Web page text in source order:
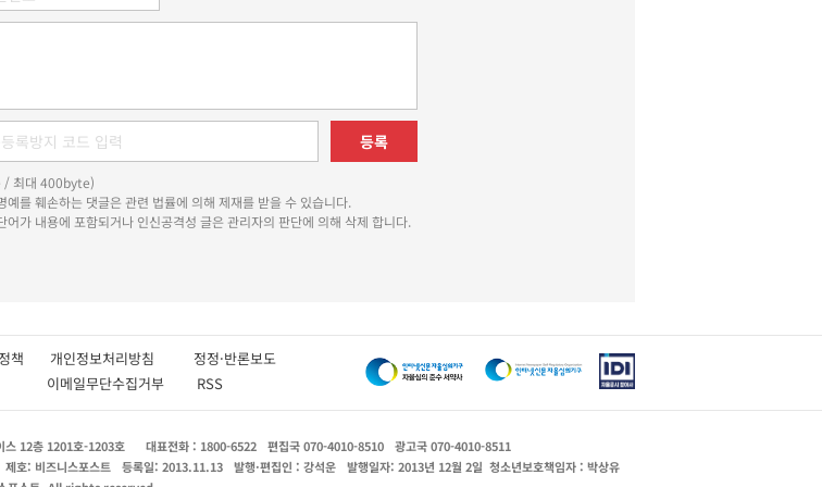
등록
/ 최대 400byte)
를 훼손하는 댓글은 관련 법률에 의해 제재를 받을 수 있습니다.
가 내용에 포함되거나 인신공격성 글은 관리자의 판단에 의해 삭제 합니다.
정책 개인정보처리방침 정정·반론보도
이메일무단수집거부 RSS
스 12층 1201호-1203호 대표전화 : 1800-6522 편집국 070-4010-8510
광고국 070-4010-8511
제호: 비즈니스포스트 등록일: 2013.11.13 발행·편집인 : 강석운 발행일자: 2013년 12월 2일 청소년보호책임자 : 박상유